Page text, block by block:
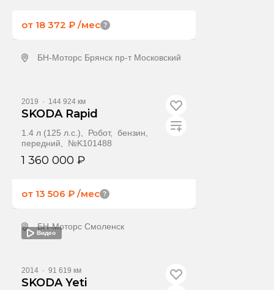
от 18 372 ₽ /мес
БН-Моторс Брянск пр-т Московский
2019 · 144 924 км
SKODA Rapid
1.4 л (125 л.с.), Робот, бензин,
передний, №K101488
1 360 000 ₽
от 13 506 ₽ /мес
БН-Моторс Смоленск
Видео
2014 · 91 619 км
SKODA Yeti